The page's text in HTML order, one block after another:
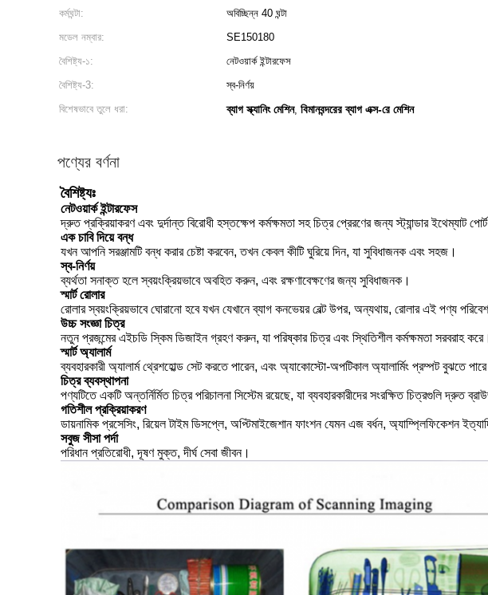
কর্মঘন্টা:
অবিচ্ছিন্ন 40 ঘন্টা
মডেল নম্বার:
SE150180
বৈশিষ্ট্য-১:
নেটওয়ার্ক ইন্টারফেস
বৈশিষ্ট্য-3:
স্ব-নির্ণয়
বিশেষভাবে তুলে ধরা:
ব্যাগ স্ক্যানিং মেশিন, বিমানবন্দরের ব্যাগ এক্স-রে মেশিন
পণ্যের বর্ণনা
বৈশিষ্ট্যঃ
নেটওয়ার্ক ইন্টারফেস
দ্রুত প্রক্রিয়াকরণ এবং দুর্দান্ত বিরোধী হস্তক্ষেপ কর্মক্ষমতা সহ চিত্র প্রেরণের জন্য স্ট্যান্ডার ইথেম্যাট
এক চাবি দিয়ে বন্ধ
যখন আপনি সরঞ্জামটি বন্ধ করার চেষ্টা করবেন, তখন কেবল কীটি ঘুরিয়ে দিন, যা সুবিধাজনক এবং সহজ।
স্ব-নির্ণয়
ব্যর্থতা সনাক্ত হলে স্বয়ংক্রিয়ভাবে অবহিত করুন, এবং রক্ষণাবেক্ষণের জন্য সুবিধাজনক।
স্মার্ট রোলার
রোলার স্বয়ংক্রিয়ভাবে ঘোরানো হবে যখন যেখানে ব্যাগ কনভেয়র বেল্ট উপর, অন্যথায়, রোলার এই পণ্য
উচ্চ সংজ্ঞা চিত্র
নতুন প্রজন্মের এইচডি স্কিম ডিজাইন গ্রহণ করুন, যা পরিষ্কার চিত্র এবং স্থিতিশীল কর্মক্ষমতা সরবরাহ করে।
স্মার্ট অ্যালার্ম
ব্যবহারকারী অ্যালার্ম থ্রেশহোল্ড সেট করতে পারেন, এবং অ্যাকোস্টো-অপটিকাল অ্যালার্মিং প্রম্পট বুঝতে
চিত্র ব্যবস্থাপনা
পণ্যটিতে একটি অন্তর্নির্মিত চিত্র পরিচালনা সিস্টেম রয়েছে, যা ব্যবহারকারীদের সংরক্ষিত চিত্রগুলি দ্রুত
গতিশীল প্রক্রিয়াকরণ
ডায়নামিক প্রসেসিং, রিয়েল টাইম ডিসপ্লে, অপ্টিমাইজেশান ফাংশন যেমন এজ বর্ধন, অ্যাম্প্লিফিকেশন
সবুজ সীসা পর্দা
পরিধান প্রতিরোধী, দূষণ মুক্ত, দীর্ঘ সেবা জীবন।